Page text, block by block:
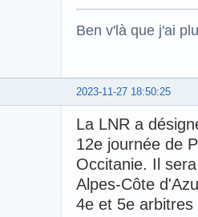
Ben v'là que j'ai
2023-11-27 18:50:25
La LNR a
12e journée de
Occitanie. Il
Alpes-Côte
4e et 5e